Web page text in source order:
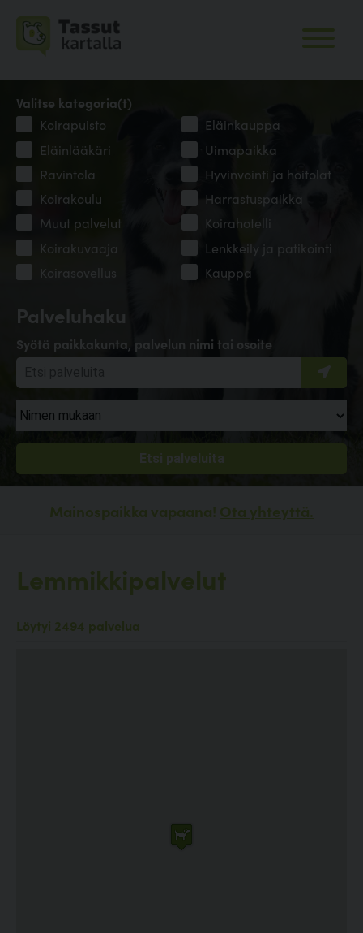
Palveluhaku
Syötä paikkakunta, palvelun nimi tai osoite
Valitse kategoria(t)
Koirapuisto
Eläinkauppa
Eläinlääkäri
Uimapaikka
Ravintola
Hyvinvointi ja hoitolat
Koirakoulu
Harrastuspaikka
Muut palvelut
Koirahotelli
Koirakuvaaja
Lenkkeily ja patikointi
Koirasovellus
Kauppa
Mainospaikka vapaana! Ota yhteyttä.
Lemmikkipalvelut
Löytyi 2494 palvelua